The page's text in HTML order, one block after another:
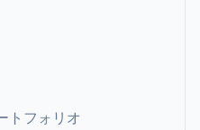
トフォリオ